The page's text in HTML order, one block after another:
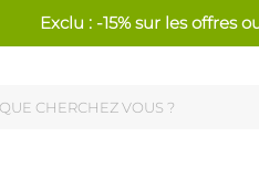
Exclu : -15% sur les offres